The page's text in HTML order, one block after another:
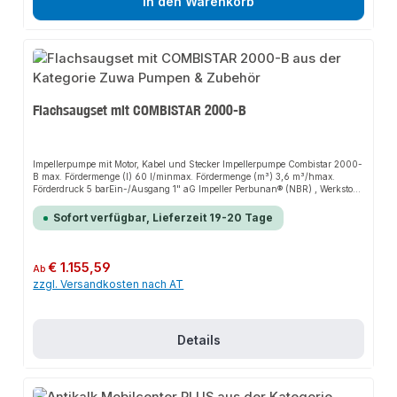
Flachsaugset mit COMBISTAR 2000-B
Impellerpumpe mit Motor, Kabel und Stecker Impellerpumpe Combistar 2000-
B max. Fördermenge (l) 60 l/minmax. Fördermenge (m³) 3,6 m³/hmax.
Förderdruck 5 barEin-/Ausgang 1" aG Impeller Perbunan® (NBR) , Werkstoff
Pumpengehäuse Edelstahl 1.4404, Aluminium AlMgSi1 Elektromotor
Nennspannung (AC) 230 V, Nennfrequenz 50 HzNennleistung 0,55 kW,
Motorschutz (therm.) 130 Ausstattung/Zubehör : - Pumpentragegestel - 3 x 3
Meter Spiralschlauch 1" mit GEKA-Kupplungen - Flachsaugmatte (460 x
265 x 15 mm) - Eurobehälter mit Deckel (600 x 400 x 435 mm) für Transport
Sofort verfügbar, Lieferzeit 19-20 Tage
Regulärer Preis:
Ab€ 1.155,59
zzgl. Versandkosten nach AT
Details